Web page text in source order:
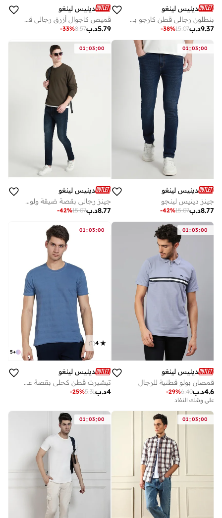
دينيس لينغو
بنطلون رجالي قطن كارجو بقصة مريحة ولون كاكي فاتح مع مطاط
د.ب9.37
15.07
-38%
دينيس لينغو
قميص كاجوال أزرق رجالي قطن 100% بقصة ضيقة
د.ب5.79
8.57
-33%
01:03:00
دينيس لينغو
جينز دينيس لينجو
د.ب8.77
15.07
-42%
01:03:00
دينيس لينغو
جينز رجالي بقصة ضيقة ولون أزرق متوسط مطاطي - مزيج قطني للراحة
د.ب8.77
15.07
-42%
01:03:00
دينيس لينغو
قمصان بولو قطنية للرجال
د.ب4.6
6.40
-29%
على وشك النفاد
01:03:00
+
5
4
(
1
)
دينيس لينغو
تيشيرت قطن كحلي بقصة عادية بياقة دائرية
د.ب4
5.31
-25%
01:03:00
01:03:00